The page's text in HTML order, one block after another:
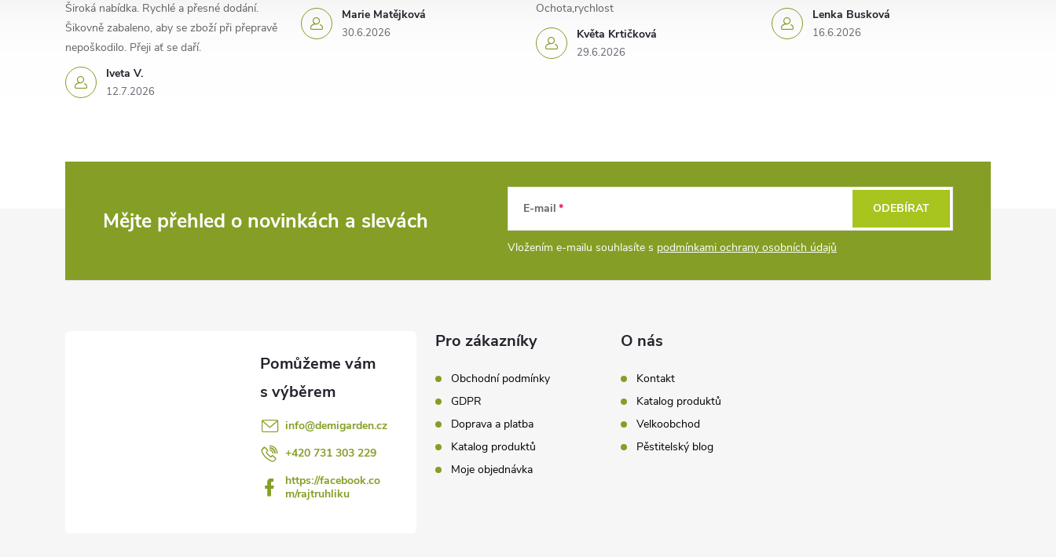
Iveta V.
12.7.2026
Široká nabídka. Rychlé a přesné dodání.
Šikovně zabaleno, aby se zboží při přepravě
nepoškodilo. Přeji ať se daří.
Marie Matějková
30.6.2026 Květa Krtičková
29.6.2026
Ochota,rychlost Lenka Busková
16.6.2026
Mějte přehled o novinkách a slevách E-mail
Vložením e-mailu souhlasíte s podmínkami ochrany osobních údajů
ODEBÍRAT
info@demigarden.cz
+420 731 303 229
https://facebook.co
m/rajtruhliku
Pro zákazníky
Obchodní podmínky
GDPR
Doprava a platba
Katalog produktů
Moje objednávka
O nás
Kontakt
Katalog produktů
Velkoobchod
Pěstitelský blog